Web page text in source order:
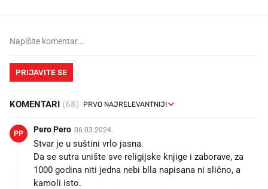
PRIJAVITE SE
KOMENTARI (68)
PP Pero Pero 06.03.2024.
Stvar je u suštini vrlo jasna.
Da se sutra unište sve religijske knjige i zaborave, za
1000 godina niti jedna nebi blla napisana ni slično, a
kamoli isto.